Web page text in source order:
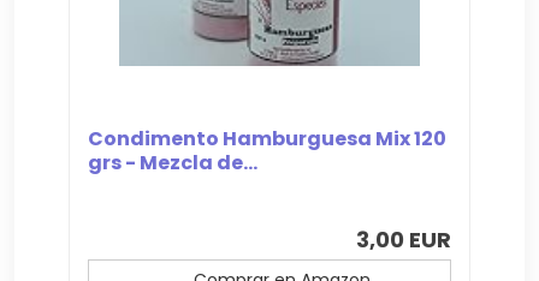
Condimento Hamburguesa Mix 120
grs - Mezcla de...
3,00 EUR